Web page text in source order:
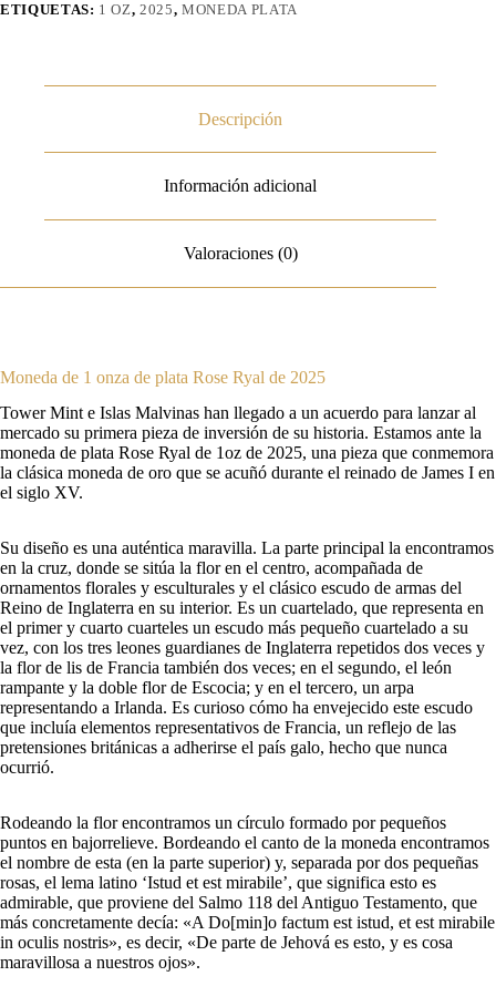
ETIQUETAS: 1 OZ,2025, MONEDA PLATA
Descripción
Información adicional
Valoraciones (0)
Moneda de 1 onza de plata Rose Ryal de 2025
Tower Mint e Islas Malvinas han llegado a un acuerdo para lanzar al
mercado su primera pieza de inversión de su historia. Estamos ante la
moneda de plata Rose Ryal de 1oz de 2025, una pieza que conmemora
la clásica moneda de oro que se acuñó durante el reinado de James I en
el siglo XV.
Su diseño es una auténtica maravilla. La parte principal la encontramos
en la cruz, donde se sitúa la flor en el centro, acompañada de
ornamentos florales y esculturales y el clásico escudo de armas del
Reino de Inglaterra en su interior. Es un cuartelado, que representa en
el primer y cuarto cuarteles un escudo más pequeño cuartelado a su
vez, con los tres leones guardianes de Inglaterra repetidos dos veces y
la flor de lis de Francia también dos veces; en el segundo, el león
rampante y la doble flor de Escocia; y en el tercero, un arpa
representando a Irlanda. Es curioso cómo ha envejecido este escudo
que incluía elementos representativos de Francia, un reflejo de las
pretensiones británicas a adherirse el país galo, hecho que nunca
ocurrió.
Rodeando la flor encontramos un círculo formado por pequeños
puntos en bajorrelieve. Bordeando el canto de la moneda encontramos
el nombre de esta (en la parte superior) y, separada por dos pequeñas
rosas, el lema latino ‘Istud et est mirabile’, que significa esto es
admirable, que proviene del Salmo 118 del Antiguo Testamento, que
más concretamente decía: «A Do[min]o factum est istud, et est mirabile
in oculis nostris», es decir, «De parte de Jehová es esto, y es cosa
maravillosa a nuestros ojos».